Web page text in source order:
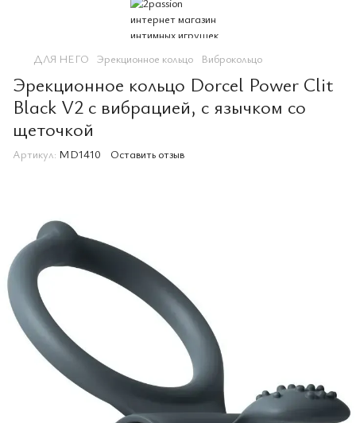
ДЛЯ НЕГО Эрекционное кольцо Виброкольцо
Эрекционное кольцо Dorcel Power Clit
Black V2 с вибрацией, с язычком со
щеточкой
Артикул: MD1410 Оставить отзыв